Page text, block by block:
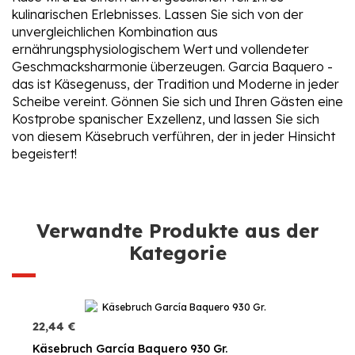
kulinarischen Erlebnisses. Lassen Sie sich von der
unvergleichlichen Kombination aus
ernährungsphysiologischem Wert und vollendeter
Geschmacksharmonie überzeugen. Garcia Baquero -
das ist Käsegenuss, der Tradition und Moderne in jeder
Scheibe vereint. Gönnen Sie sich und Ihren Gästen eine
Kostprobe spanischer Exzellenz, und lassen Sie sich
von diesem Käsebruch verführen, der in jeder Hinsicht
begeistert!
Verwandte Produkte aus der
Kategorie
22,44 €
Käsebruch García Baquero 930 Gr.